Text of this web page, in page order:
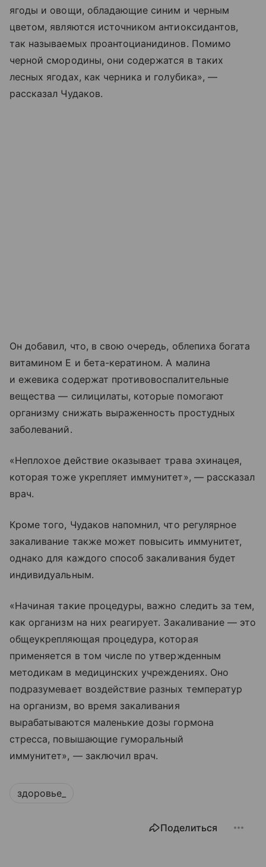
ягоды и овощи, обладающие синим и черным
цветом, являются источником антиоксидантов,
так называемых проантоцианидинов. Помимо
черной смородины, они содержатся в таких
лесных ягодах, как черника и голубика», —
рассказал Чудаков.
Он добавил, что, в свою очередь, облепиха богата
витамином Е и бета-кератином. А малина
и ежевика содержат противовоспалительные
вещества — силицилаты, которые помогают
организму снижать выраженность простудных
заболеваний.
«Неплохое действие оказывает трава эхинацея,
которая тоже укрепляет иммунитет», — рассказал
врач.
Кроме того, Чудаков напомнил, что регулярное
закаливание также может повысить иммунитет,
однако для каждого способ закаливания будет
индивидуальным.
«Начиная такие процедуры, важно следить за тем,
как организм на них реагирует. Закаливание — это
общеукрепляющая процедура, которая
применяется в том числе по утвержденным
методикам в медицинских учреждениях. Оно
подразумевает воздействие разных температур
на организм, во время закаливания
вырабатываются маленькие дозы гормона
стресса, повышающие гуморальный
иммунитет», — заключил врач.
здоровье_
Поделиться